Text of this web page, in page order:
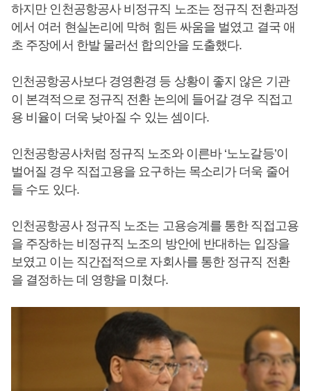
하지만 인천공항공사 비정규직 노조는 정규직 전환과정
에서 여러 현실논리에 막혀 힘든 싸움을 벌였고 결국 애
초 주장에서 한발 물러선 합의안을 도출했다.
인천공항공사보다 경영환경 등 상황이 좋지 않은 기관
이 본격적으로 정규직 전환 논의에 들어갈 경우 직접고
용 비율이 더욱 낮아질 수 있는 셈이다.
인천공항공사처럼 정규직 노조와 이른바 ‘노노갈등’이
벌어질 경우 직접고용을 요구하는 목소리가 더욱 줄어
들 수도 있다.
인천공항공사 정규직 노조는 고용승계를 통한 직접고용
을 주장하는 비정규직 노조의 방안에 반대하는 입장을
보였고 이는 직간접적으로 자회사를 통한 정규직 전환
을 결정하는 데 영향을 미쳤다.